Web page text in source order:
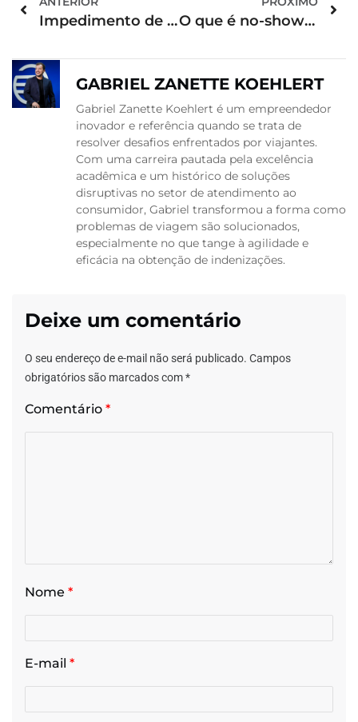
Impedimento de embarque pode gerar compensação O que é no-show em reservas de aluguel de carro?
GABRIEL ZANETTE KOEHLERT
Gabriel Zanette Koehlert é um empreendedor
inovador e referência quando se trata de
resolver desafios enfrentados por viajantes.
Com uma carreira pautada pela excelência
acadêmica e um histórico de soluções
disruptivas no setor de atendimento ao
consumidor, Gabriel transformou a forma como
problemas de viagem são solucionados,
especialmente no que tange à agilidade e
eficácia na obtenção de indenizações.
Deixe um comentário
O seu endereço de e-mail não será publicado. Campos
obrigatórios são marcados com*
Comentário *
Nome *
E-mail *